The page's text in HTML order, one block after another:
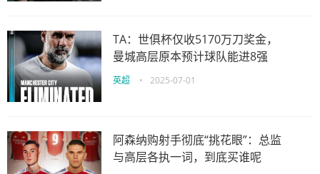
TA：世俱杯仅收5170万刀奖金，
曼城高层原本预计球队能进8强
英超 • 2025-07-01
阿森纳购射手彻底“挑花眼”：总监
与高层各执一词，到底买谁呢